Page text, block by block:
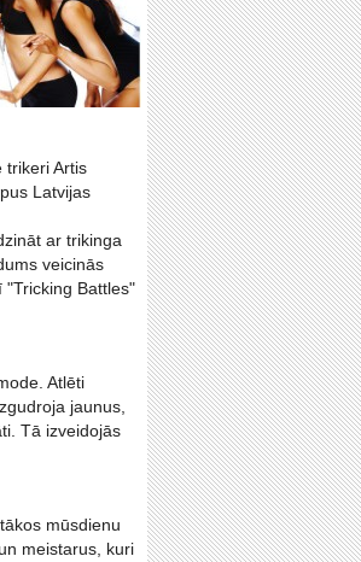
trikeri Artis
Latvijas
ar trikinga
veicinās
Battles"
Atlēti
jaunus,
Tā izveidojās
mūsdienu
meistarus, kuri